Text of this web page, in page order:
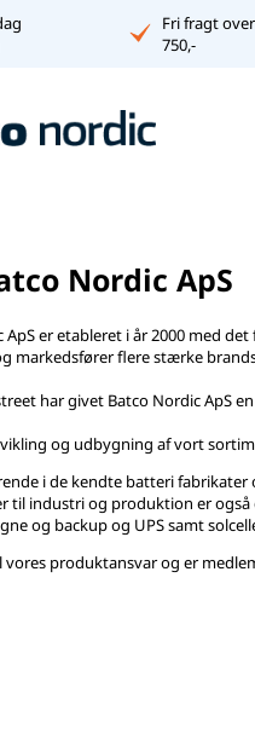
Fri fragt over
750,-
Nordic ApS
ApS er etableret i år 2000 med
markedsfører flere stærke
har givet Batco Nordic ApS
og udbygning af vort
i de kendte batteri
til industri og produktion er også
og backup og UPS samt
vores produktansvar og er